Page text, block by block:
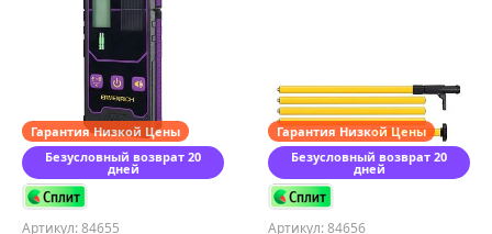
Гарантия Низкой Цены
Безусловный возврат 20
дней
Артикул: 84655
Гарантия Низкой Цены
Безусловный возврат 20
дней
Артикул: 84656